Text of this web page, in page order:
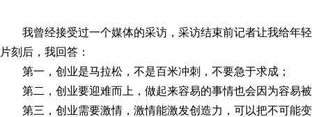
我曾经接受过一个媒体的采访，采访结束前记者让我给年
片刻后，我回答：
第一，创业是马拉松，不是百米冲刺，不要急于求成；
第二，创业要迎难而上，做起来容易的事情也会因为容易
第三，创业需要激情，激情能激发创造力，可以把不可能